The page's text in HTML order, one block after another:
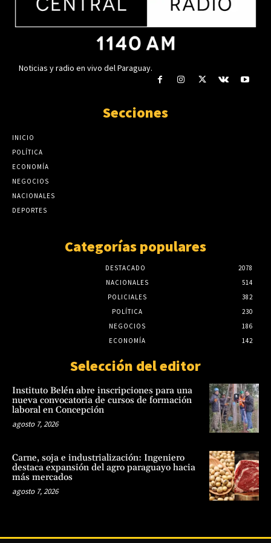
insuficiente
Noticias y radio en vivo del Paraguay.
Secciones
INICIO
POLÍTICA
ECONOMÍA
NEGOCIOS
NACIONALES
DEPORTES
Categorías populares
DESTACADO
2078
NACIONALES
514
POLICIALES
382
POLÍTICA
230
NEGOCIOS
186
ECONOMÍA
142
Selección del editor
Instituto Belén abre inscripciones para una
nueva convocatoria de cursos de formación
laboral en Concepción
agosto 7, 2026
Carne, soja e industrialización: Ingeniero
destaca expansión del agro paraguayo hacia
más mercados
agosto 7, 2026